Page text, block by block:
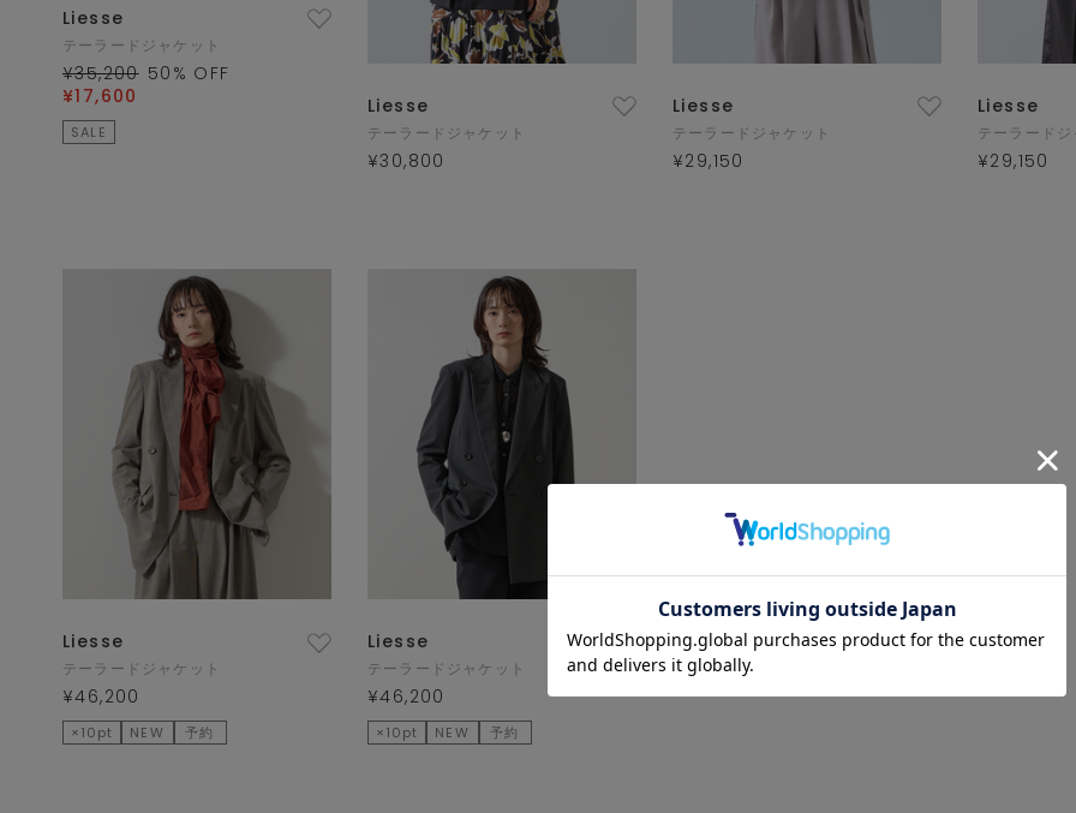
Liesse
テーラードジャケット
¥35,200 50 % OFF
¥17,600
SALE
Liesse
テーラードジャケット
¥30,800
Liesse
テーラードジャケット
¥29,150
Liesse
テーラード
¥29,150
Liesse
テーラードジャケット
¥46,200
×10pt NEW 予約
Liesse
テーラードジャケット
¥46,200
×10pt NEW 予約